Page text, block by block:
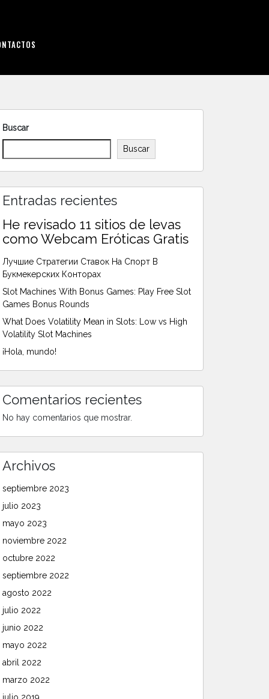
Buscar
Buscar
Entradas recientes
He revisado 11 sitios de levas
como Webcam Eróticas Gratis
Лучшие Стратегии Ставок На Спорт В
Букмекерских Конторах
Slot Machines With Bonus Games: Play Free Slot
Games Bonus Rounds
What Does Volatility Mean in Slots: Low vs High
Volatility Slot Machines
¡Hola, mundo!
Comentarios recientes
No hay comentarios que mostrar.
Archivos
septiembre 2023
julio 2023
mayo 2023
noviembre 2022
octubre 2022
septiembre 2022
agosto 2022
julio 2022
junio 2022
mayo 2022
abril 2022
marzo 2022